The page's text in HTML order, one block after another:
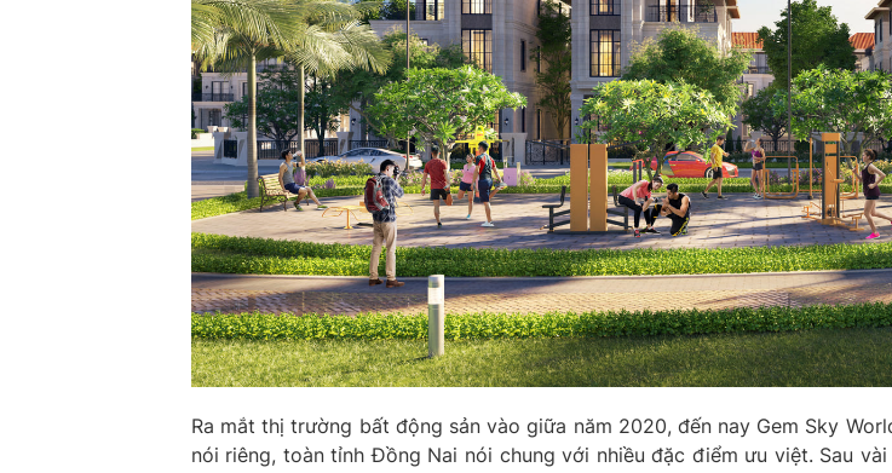
Ra mắt thị trường bất động sản vào giữa năm 2020, đến nay Gem Sky
nói riêng, toàn tỉnh Đồng Nai nói chung với nhiều đặc điểm ưu việt. Sau